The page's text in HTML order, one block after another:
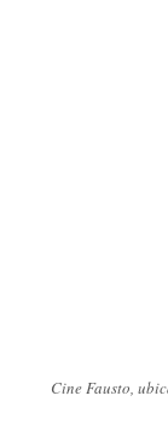
Cine Fausto,